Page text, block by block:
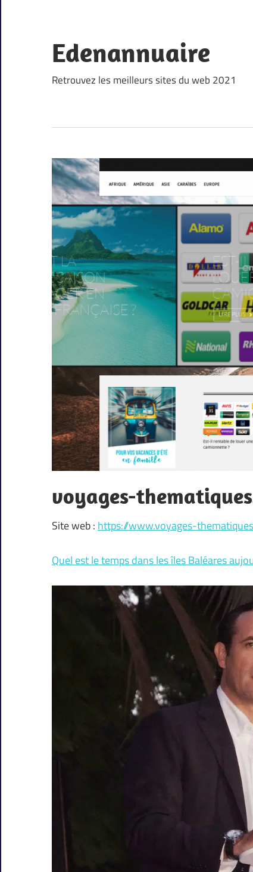
content
Edenannuaire
Retrouvez les meilleurs sites du web 2021
voyages-
Site web : https://www.voyages-
Quel est le temps dans les îles Baléares